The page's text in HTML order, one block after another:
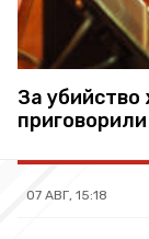
За
07 АВГ, 15:18